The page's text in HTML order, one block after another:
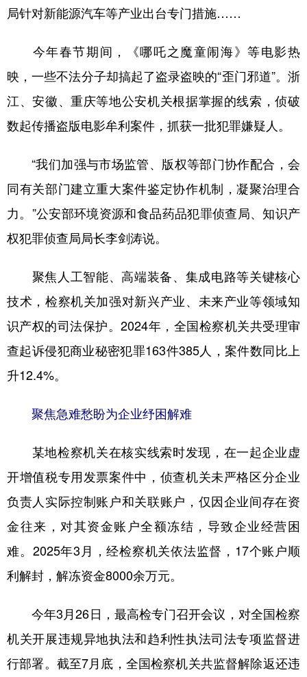
Deutsch Português
局针对新能源汽车等产业出台专门措施……
今年春节期间，《哪吒之魔童闹海》等电影热
映，一些不法分子却搞起了盗录盗映的“歪门邪道”。浙
江、安徽、重庆等地公安机关根据掌握的线索，侦破
数起传播盗版电影牟利案件，抓获一批犯罪嫌疑人。
“我们加强与市场监管、版权等部门协作配合，会
同有关部门建立重大案件鉴定协作机制，凝聚治理合
力。”公安部环境资源和食品药品犯罪侦查局、知识产
权犯罪侦查局局长李剑涛说。
聚焦人工智能、高端装备、集成电路等关键核心
技术，检察机关加强对新兴产业、未来产业等领域知
识产权的司法保护。2024年，全国检察机关共受理审
查起诉侵犯商业秘密犯罪163件385人，案件数同比上
升12.4%。
聚焦急难愁盼为企业纾困解难
某地检察机关在核实线索时发现，在一起企业虚
开增值税专用发票案件中，侦查机关未严格区分企业
负责人实际控制账户和关联账户，仅因企业间存在资
金往来，对其资金账户全额冻结，导致企业经营困
难。2025年3月，经检察机关依法监督，17个账户顺
利解封，解冻资金8000余万元。
今年3月26日，最高检专门召开会议，对全国检察
机关开展违规异地执法和趋利性执法司法专项监督进
行部署。截至7月底，全国检察机关共监督解除返还违